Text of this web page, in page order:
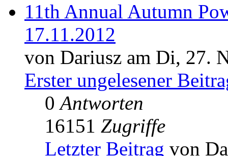
11th Annual Autumn
17.11.2012
von Dariusz am Di, 27.
Erster ungelesener
0Antworten
16151 Zugriffe
Letzter Beitrag von